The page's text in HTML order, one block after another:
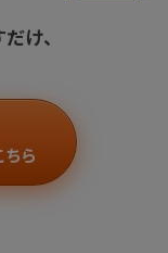
け、
ら